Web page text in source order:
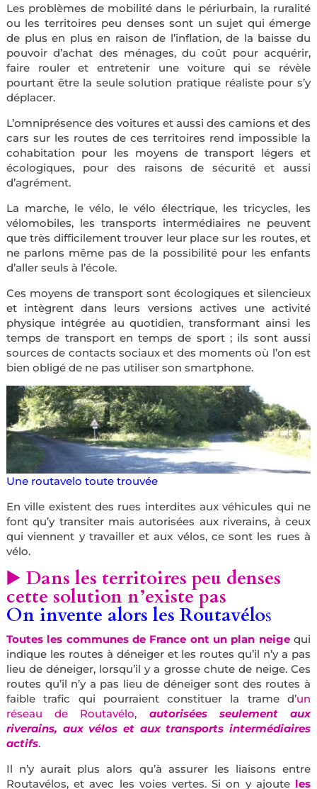
Les problèmes de mobilité dans le périurbain, la ruralité
ou les territoires peu denses sont un sujet qui émerge
de plus en plus en raison de l’inflation, de la baisse du
pouvoir d’achat des ménages, du coût pour acquérir,
faire rouler et entretenir une voiture qui se révèle
pourtant être la seule solution pratique réaliste pour s’y
déplacer.
L’omniprésence des voitures et aussi des camions et des
cars sur les routes de ces territoires rend impossible la
cohabitation pour les moyens de transport légers et
écologiques, pour des raisons de sécurité et aussi
d’agrément.
La marche, le vélo, le vélo électrique, les tricycles, les
vélomobiles, les transports intermédiaires ne peuvent
que très difficilement trouver leur place sur les routes, et
ne parlons même pas de la possibilité pour les enfants
d’aller seuls à l’école.
Ces moyens de transport sont écologiques et silencieux
et intègrent dans leurs versions actives une activité
physique intégrée au quotidien, transformant ainsi les
temps de transport en temps de sport ; ils sont aussi
sources de contacts sociaux et des moments où l’on est
bien obligé de ne pas utiliser son smartphone.
Une routavelo toute trouvée
En ville existent des rues interdites aux véhicules qui ne
font qu’y transiter mais autorisées aux riverains, à ceux
qui viennent y travailler et aux vélos, ce sont les rues à
vélo.
▶️ Dans les territoires peu denses
cette solution n’existe pas
On invente alors les Routavélos
Toutes les communes de France ont un plan neigequi
indique les routes à déneiger et les routes qu’il n’y a pas
lieu de déneiger, lorsqu’il y a grosse chute de neige. Ces
routes qu’il n’y a pas lieu de déneiger sont des routes à
faible trafic qui pourraient constituer la trame d’un
réseau de Routavélo, autorisées seulement aux
riverains, aux vélos et aux transports intermédiaires
actifs.
Il n’y aurait plus alors qu’à assurer les liaisons entre
Routavélos, et avec les voies vertes. Si on y ajoute les